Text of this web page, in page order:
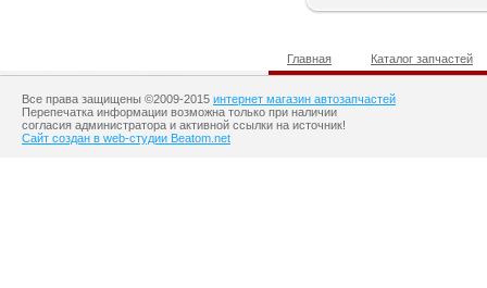
Главная Каталог запчастей
Все права защищены ©2009-2015 интернет магазин автозапчастей
Перепечатка информации возможна только при наличии
согласия администратора и активной ссылки на источник!
Сайт создан в web-студии Beatom.net